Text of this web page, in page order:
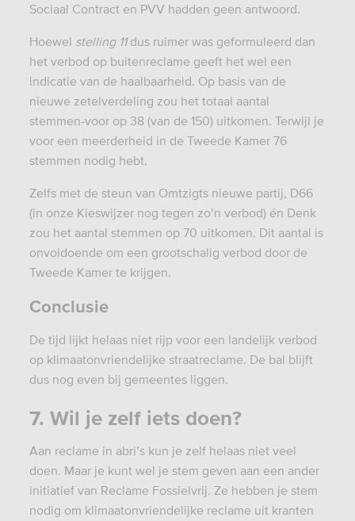
Sociaal Contract en PVV hadden geen antwoord.
Hoewel stelling 11dus ruimer was geformuleerd dan
het verbod op buitenreclame geeft het wel een
indicatie van de haalbaarheid. Op basis van de
nieuwe zetelverdeling zou het totaal aantal
stemmen-voor op 38 (van de 150) uitkomen. Terwijl je
voor een meerderheid in de Tweede Kamer 76
stemmen nodig hebt.
Zelfs met de steun van Omtzigts nieuwe partij, D66
(in onze Kieswijzer nog tegen zo’n verbod) én Denk
zou het aantal stemmen op 70 uitkomen. Dit aantal is
onvoldoende om een grootschalig verbod door de
Tweede Kamer te krijgen.
Conclusie
De tijd lijkt helaas niet rijp voor een landelijk verbod
op klimaatonvriendelijke straatreclame. De bal blijft
dus nog even bij gemeentes liggen.
7. Wil je zelf iets doen?
Aan reclame in abri’s kun je zelf helaas niet veel
doen. Maar je kunt wel je stem geven aan een ander
initiatief van Reclame Fossielvrij. Ze hebben je stem
nodig om klimaatonvriendelijke reclame uit kranten